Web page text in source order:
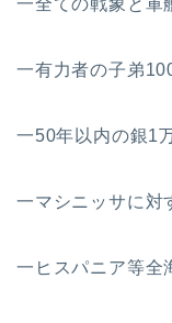
一全ての戦象と軍
一有力者の子弟
一50年以内の銀1
一マシニッサに対
一ヒスパニア等全